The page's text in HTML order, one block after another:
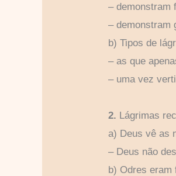
– demonstram
– demonstram
b) Tipos de
– as que
– uma vez
2. Lágrimas
a) Deus vê as
– Deus não
b) Odres eram